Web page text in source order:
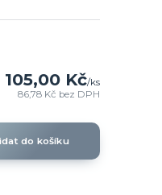
105,00 Kč/ks
86,78 Kč bez DPH
do košíku